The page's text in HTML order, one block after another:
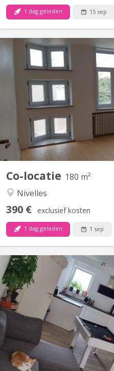
1 dag geleden 15 sep
Co-locatie 180 m²
Nivelles
390 € exclusief kosten
1 dag geleden 1 sep
Uniquement pour étudiants
maison de 6 chambres, située
HE2B. Chaque chambre
composée de 2 salles de bain
cuisine et un
Bonjour, La seconde
chambres. idéale pour un
meublé sauf la chambre.
2026, négociable plus tôt
un appartement au centre de